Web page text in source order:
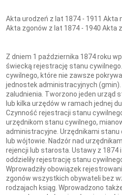
Akta urodzeń z lat 1874 - 1911 Akta
Akta zgonów z lat 1874 - 1940 Akta
Z dniem 1 października 1874 roku
świecką rejestrację stanu
cywilnego, które nie zawsze
jednostek administracyjnych (gmin).
zaludnienia. Tworzono jeden urząd
lub kilka urzędów w ramach jednej
Czynność rejestracji stanu
urzędnikom stanu cywilnego,
administracyjne. Urzędnikami
lub wójtowie. Nadzór nad
rejencji lub starosta. Ustawy z 1874 i
oddzieliły rejestrację stanu
Wprowadziły obowiązek
zgonów wszystkich obywateli bez
rodzajach ksiąg. Wprowadzono